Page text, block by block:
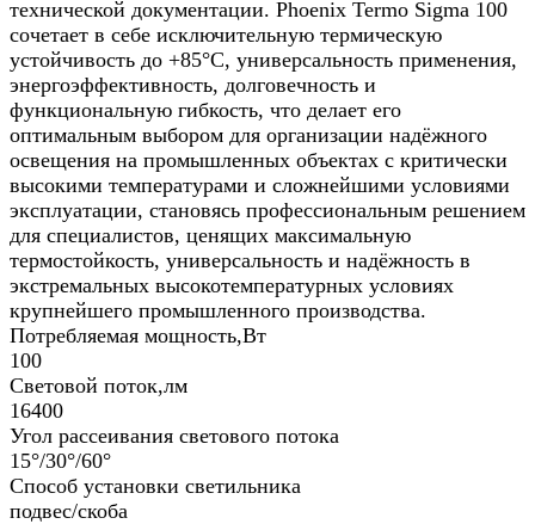
технической документации. Phoenix Termo Sigma 100
сочетает в себе исключительную термическую
устойчивость до +85°C, универсальность применения,
энергоэффективность, долговечность и
функциональную гибкость, что делает его
оптимальным выбором для организации надёжного
освещения на промышленных объектах с критически
высокими температурами и сложнейшими условиями
эксплуатации, становясь профессиональным решением
для специалистов, ценящих максимальную
термостойкость, универсальность и надёжность в
экстремальных высокотемпературных условиях
крупнейшего промышленного производства.
Потребляемая мощность,Вт
100
Световой поток,лм
16400
Угол рассеивания светового потока
15°/30°/60°
Способ установки светильника
подвес/скоба